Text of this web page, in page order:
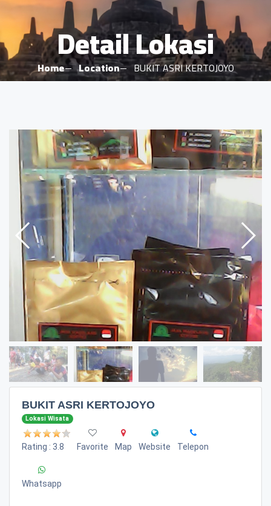
Detail Lokasi
Home Location BUKIT ASRI KERTOJOYO
BUKIT ASRI KERTOJOYO
Lokasi Wisata
Rating : 3.8 Favorite Map Website Telepon
Whatsapp